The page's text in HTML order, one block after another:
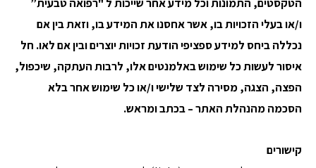
הטקסטים, התמונות וכל מידע אחר שייכות ל "רפואה טבעית”
ו/או בעלי הזכויות בו, אשר אחסנו את המידע בו, וזאת בין אם
נכללה ביחס למידע ספציפי הודעת זכויות יוצרים ובין אם לאו. חל
איסור לעשות כל שימוש באלמנטים אלו, לרבות העתקה, שיכפול,
הפצה, הצגה, מסירה לצד שלישי ו/או כל שימוש אחר בלא
הסכמה מהנהלת האתר – בכתב ומראש.
קישורים